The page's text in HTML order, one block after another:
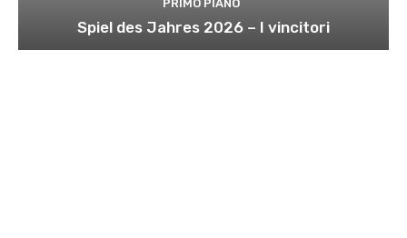
PRIMO PIANO
Spiel des Jahres 2026 – I vincitori